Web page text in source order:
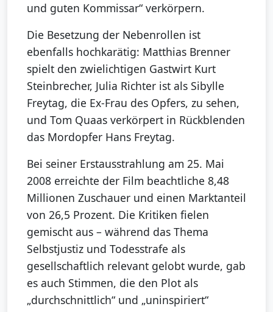
und guten Kommissar“ verkörpern.
Die Besetzung der Nebenrollen ist
ebenfalls hochkarätig: Matthias Brenner
spielt den zwielichtigen Gastwirt Kurt
Steinbrecher, Julia Richter ist als Sibylle
Freytag, die Ex-Frau des Opfers, zu sehen,
und Tom Quaas verkörpert in Rückblenden
das Mordopfer Hans Freytag.
Bei seiner Erstausstrahlung am 25. Mai
2008 erreichte der Film beachtliche 8,48
Millionen Zuschauer und einen Marktanteil
von 26,5 Prozent. Die Kritiken fielen
gemischt aus – während das Thema
Selbstjustiz und Todesstrafe als
gesellschaftlich relevant gelobt wurde, gab
es auch Stimmen, die den Plot als
„durchschnittlich“ und „uninspiriert“